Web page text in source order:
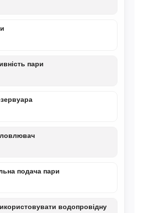
пари
подача пари
водопровідну